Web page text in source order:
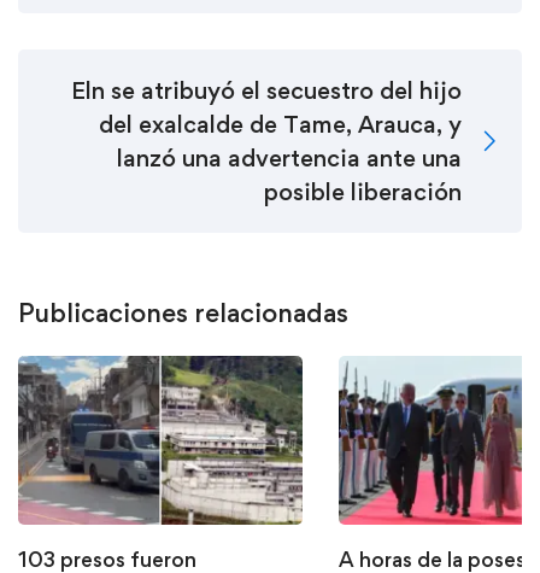
Eln se atribuyó el secuestro del hijo
del exalcalde de Tame, Arauca, y
lanzó una advertencia ante una
posible liberación
Publicaciones relacionadas
103 presos fueron
A horas de la